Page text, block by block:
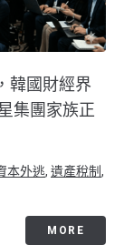
韓國財經界
集團家族正
本外逃, 遺產稅制,
MORE